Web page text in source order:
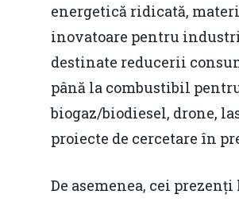
energetică ridicată,
inovatoare pentru
destinate reducerii
până la combustibil
biogaz/biodiesel, drone,
proiecte de cercetare în
De asemenea, cei prezenți